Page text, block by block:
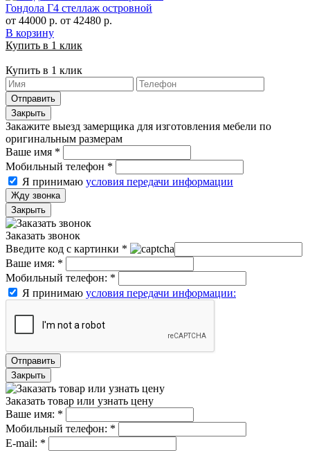
Гондола Г4 стеллаж островной
от 44000 р. от 42480 р.
В корзину
Купить в 1 клик
Купить в 1 клик
Отправить
Закрыть
Закажите выезд замерщика для изготовления мебели по
оригинальным размерам
Ваше имя *
Мобильный телефон *
Я принимаю условия передачи информации
Жду звонка
Закрыть
Заказать звонок
Введите код с картинки *
Ваше имя: *
Мобильный телефон: *
Я принимаю условия передачи информации:
Отправить
Закрыть
Заказать товар или узнать цену
Ваше имя: *
Мобильный телефон: *
E-mail: *